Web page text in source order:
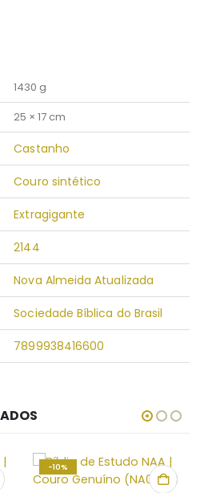
1430 g
25 × 17 cm
Castanho
Couro sintético
Extragigante
2144
Nova Almeida Atualizada
Sociedade Bíblica do Brasil
7899938416600
-10%